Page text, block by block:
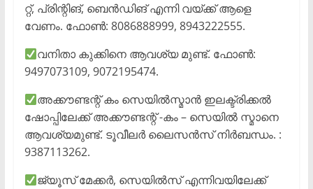
റ്റ്, പ്രിന്റിങ്, ബെൻഡിങ് എന്നി വയ്ക്ക് ആളെ
വേണം. ഫോൺ: 8086888999, 8943222555.
വനിതാ കുക്കിനെ ആവശ്യ മുണ്ട്. ഫോൺ:
9497073109, 9072195474.
അക്കൗണ്ടന്റ് കം സെയിൽസ്മാൻ ഇലക്ട്രിക്കൽ
ഷോപ്പിലേക്ക് അക്കൗണ്ടന്റ് -കം – സെയിൽ സ്മാനെ
ആവശ്യമുണ്ട്. ടൂവീലർ ലൈസൻസ് നിർബന്ധം. :
9387113262.
ജ്യൂസ് മേക്കർ, സെയിൽസ് എന്നിവയിലേക്ക്